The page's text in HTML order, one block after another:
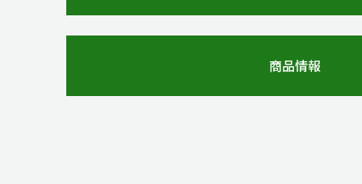
商品情報